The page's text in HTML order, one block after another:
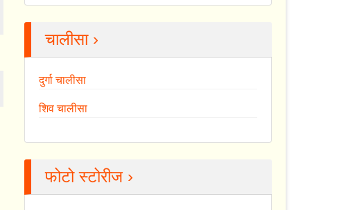
चालीसा ›
दुर्गा चालीसा
शिव चालीसा
फोटो स्टोरीज ›